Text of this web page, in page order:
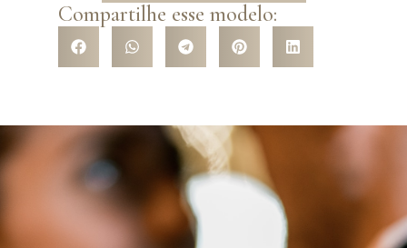
Compartilhe esse modelo: